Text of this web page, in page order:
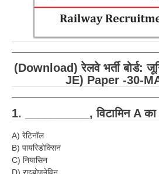
RRB Junior Engineer(JE) Kit
RRB लोको पायलट Study Kit
रेलवे भर्ती बोर्ड NTPC अध्ययन सामग्री
PARAMEDICAL CBT Study Notes
RRB RPF Constable STUDY
E-Books
(Download) रेलवे भर्ती बोर्ड:
JE) Paper -30-
1. __________, विटामिन A
A) रेटिनॉल
B) पायरिडोक्सिन
C) नियासिन
D) राइबोफ्लेविन